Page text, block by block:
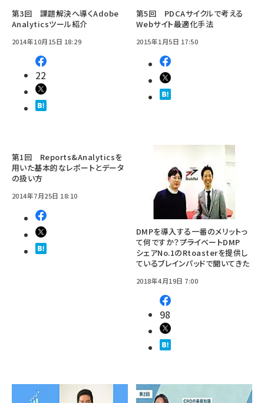
第3回 課題解決へ導くAdobe
Analyticsツール紹介
2014年10月15日 18:29
22
第5回 PDCAサイクルで考える
Webサイト最適化手法
2015年1月5日 17:50
第1回 Reports&Analyticsを
用いた基本的なレポートとデータ
の扱い方
2014年7月25日 18:10
DMPを導入する一番のメリットっ
て何ですか？――プライベートDMP
シェアNo.1のRtoasterを提供し
ているブレインパッドで聞いてきた
2018年4月19日 7:00
98